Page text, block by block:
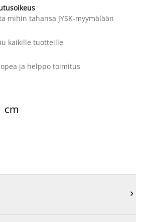
mihin tahansa JYSK-myymälään
kaikille tuotteille
ja helppo toimitus
cm
